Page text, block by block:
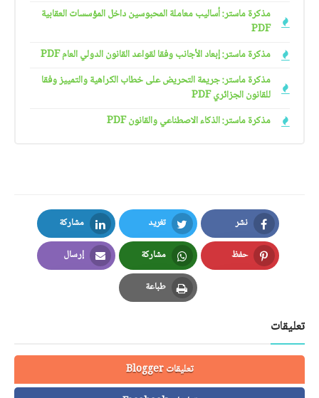
مذكرة ماستر: أساليب معاملة المحبوسين داخل المؤسسات العقابية
PDF
مذكرة ماستر: إبعاد الأجانب وفقا لقواعد القانون الدولي العام PDF
مذكرة ماستر: جريمة التحريض على خطاب الكراهية والتمييز وفقا
للقانون الجزائري PDF
مذكرة ماستر: الذكاء الاصطناعي والقانون PDF
نشر
Facebook
تغريد
Twitter
مشاركة
LinkedIn
حفظ
Pinterest
مشاركة
Whatsapp
إرسال
Email
طباعة
Print
تعليقات
تعليقات Blogger